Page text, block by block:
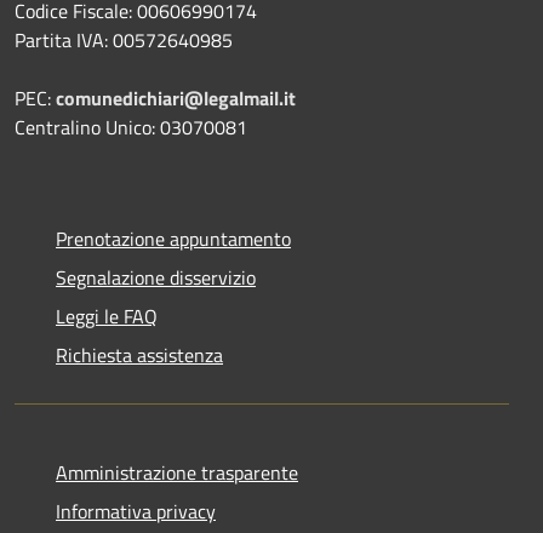
Codice Fiscale: 00606990174
Partita IVA: 00572640985
PEC:comunedichiari@legalmail.it
Centralino Unico: 03070081
Prenotazione appuntamento
Segnalazione disservizio
Leggi le FAQ
Richiesta assistenza
Amministrazione trasparente
Informativa privacy